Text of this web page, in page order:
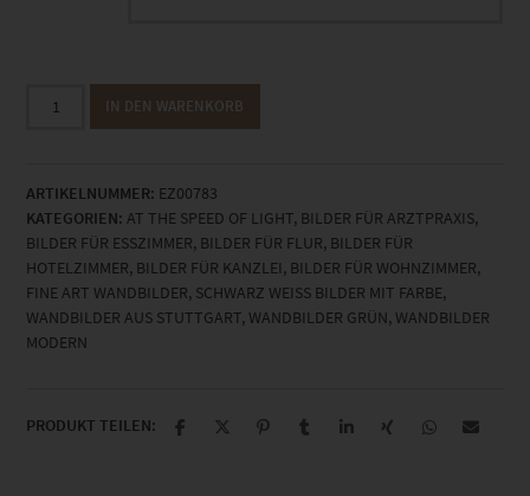
Creek
Menge
IN DEN WARENKORB
ARTIKELNUMMER: EZ00783
KATEGORIEN: AT THE SPEED OF LIGHT, BILDER FÜR ARZTPRAXIS,
BILDER FÜR ESSZIMMER, BILDER FÜR FLUR, BILDER FÜR
HOTELZIMMER, BILDER FÜR KANZLEI, BILDER FÜR WOHNZIMMER,
FINE ART WANDBILDER, SCHWARZ WEISS BILDER MIT FARBE ,
WANDBILDER AUS STUTTGART, WANDBILDER GRÜN, WANDBILDER
MODERN
PRODUKT TEILEN: